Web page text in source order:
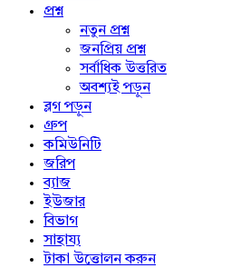
প্রশ্ন
নতুন প্রশ্ন
জনপ্রিয় প্রশ্ন
সর্বাধিক উত্তরিত
অবশ্যই পড়ুন
ব্লগ পড়ুন
গ্রুপ
কমিউনিটি
জরিপ
ব্যাজ
ইউজার
বিভাগ
সাহায্য
টাকা উত্তোলন করুন